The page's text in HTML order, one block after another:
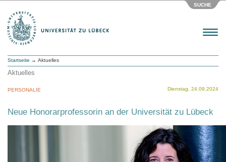
SUCHE
Menu
Startseite → Aktuelles
Aktuelles
Dienstag, 24.09.2024
PERSONALIE
Neue Honorarprofessorin an der Universität zu Lübeck